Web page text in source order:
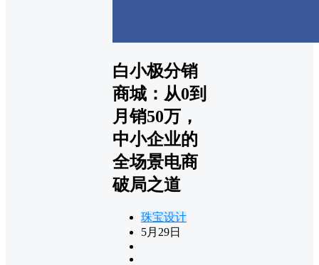
白小极分销
商城：从0到
月销50万，
中小企业的
全场景电商
破局之道
珠宝设计
5月29日